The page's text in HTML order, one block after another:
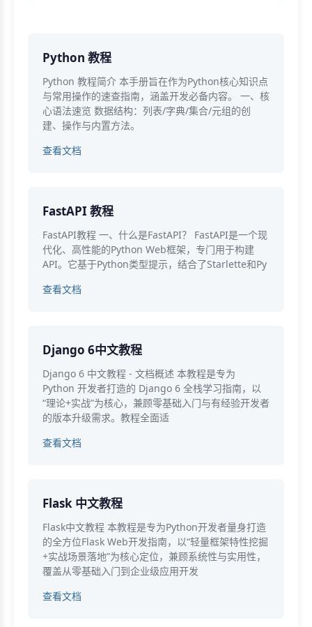
Python 教程
Python 教程简介 本手册旨在作为Python核心知识点
与常用操作的速查指南，涵盖开发必备内容。 一、核
心语法速览 数据结构：列表/字典/集合/元组的创
建、操作与内置方法。
查看文档
FastAPI 教程
FastAPI教程 一、什么是FastAPI？ FastAPI是一个现
代化、高性能的Python Web框架，专门用于构建
API。它基于Python类型提示，结合了Starlette和Py
查看文档
Django 6中文教程
Django 6 中文教程 - 文档概述 本教程是专为
Python 开发者打造的 Django 6 全栈学习指南，以
“理论+实战”为核心，兼顾零基础入门与有经验开发者
的版本升级需求。教程全面适
查看文档
Flask 中文教程
Flask中文教程 本教程是专为Python开发者量身打造
的全方位Flask Web开发指南，以“轻量框架特性挖掘
+实战场景落地”为核心定位，兼顾系统性与实用性，
覆盖从零基础入门到企业级应用开发
查看文档